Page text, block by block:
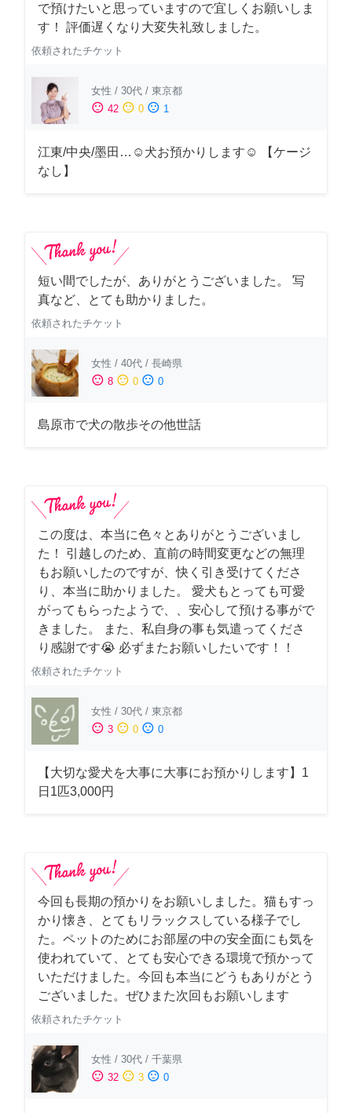
で預けたいと思っていますので宜しくお願いしま
す！ 評価遅くなり大変失礼致しました。
依頼されたチケット
女性 / 30代 / 東京都
sentiment_satisfied 42 sentiment_neutral 0 sentiment_dissatisfied 1
江東/中央/墨田…☺︎犬お預かりします☺︎ 【ケージ
なし】
短い間でしたが、ありがとうございました。 写
真など、とても助かりました。
依頼されたチケット
女性 / 40代 / 長崎県
sentiment_satisfied 8 sentiment_neutral 0 sentiment_dissatisfied 0
島原市で犬の散歩その他世話
この度は、本当に色々とありがとうございまし
た！ 引越しのため、直前の時間変更などの無理
もお願いしたのですが、快く引き受けてくださ
り、本当に助かりました。 愛犬もとっても可愛
がってもらったようで、、安心して預ける事がで
きました。 また、私自身の事も気遣ってくださ
り感謝です😭 必ずまたお願いしたいです！！
依頼されたチケット
女性 / 30代 / 東京都
sentiment_satisfied 3 sentiment_neutral 0 sentiment_dissatisfied 0
【大切な愛犬を大事に大事にお預かりします】1
日1匹3,000円
今回も長期の預かりをお願いしました。猫もすっ
かり懐き、とてもリラックスしている様子でし
た。ペットのためにお部屋の中の安全面にも気を
使われていて、とても安心できる環境で預かって
いただけました。今回も本当にどうもありがとう
ございました。ぜひまた次回もお願いします
依頼されたチケット
女性 / 30代 / 千葉県
sentiment_satisfied 32 sentiment_neutral 3 sentiment_dissatisfied 0